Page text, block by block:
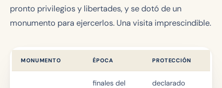
pronto privilegios y libertades, y se dotó de un
monumento para ejercerlos. Una visita imprescindible.
MONUMENTO ÉPOCA PROTECCIÓN
finales del
declarado